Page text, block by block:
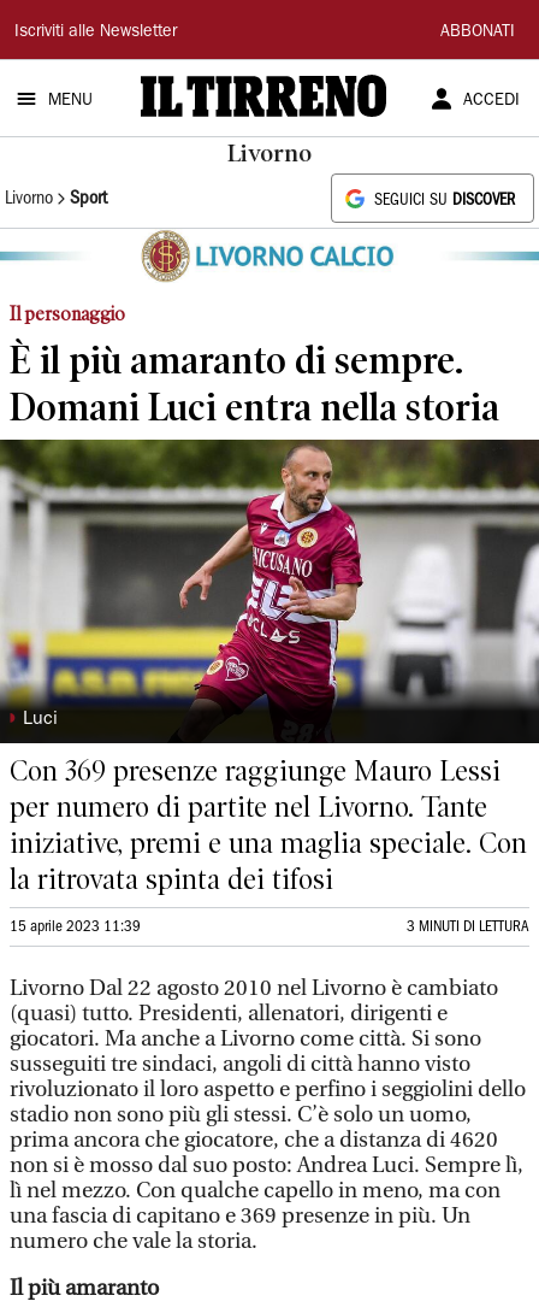
Il
Tirreno
Iscriviti alle Newsletter ABBONATI
MENU ACCEDI
Livorno
Livorno Sport SEGUICI SU DISCOVER
Il personaggio
È il più amaranto di sempre.
Domani Luci entra nella storia
◗ Luci
Con 369 presenze raggiunge Mauro Lessi
per numero di partite nel Livorno. Tante
iniziative, premi e una maglia speciale. Con
la ritrovata spinta dei tifosi
15 aprile 2023 11:39 3 MINUTI DI LETTURA
Livorno Dal 22 agosto 2010 nel Livorno è cambiato
(quasi) tutto. Presidenti, allenatori, dirigenti e
giocatori. Ma anche a Livorno come città. Si sono
susseguiti tre sindaci, angoli di città hanno visto
rivoluzionato il loro aspetto e perfino i seggiolini dello
stadio non sono più gli stessi. C’è solo un uomo,
prima ancora che giocatore, che a distanza di 4620
non si è mosso dal suo posto: Andrea Luci. Sempre lì,
lì nel mezzo. Con qualche capello in meno, ma con
una fascia di capitano e 369 presenze in più. Un
numero che vale la storia.
Il più amaranto